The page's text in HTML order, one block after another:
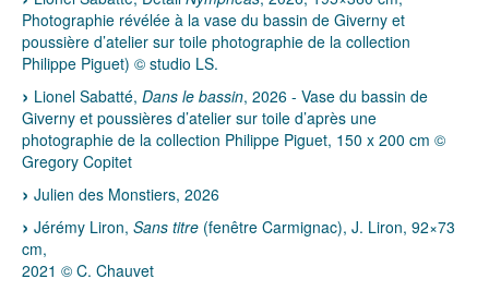
Photographie révélée à la vase du bassin de Giverny et
poussière d’atelier sur toile photographie de la collection
Philippe Piguet) © studio LS.
Lionel Sabatté, Dans le bassin, 2026 - Vase du bassin de
Giverny et poussières d’atelier sur toile d’après une
photographie de la collection Philippe Piguet, 150 x 200 cm ©
Gregory Copitet
Julien des Monstiers, 2026
Jérémy Liron, Sans titre (fenêtre Carmignac), J. Liron, 92×73
cm,
2021 © C. Chauvet